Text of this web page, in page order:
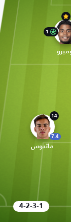
1
14
7.4
ماثيوس
4-2-3-1